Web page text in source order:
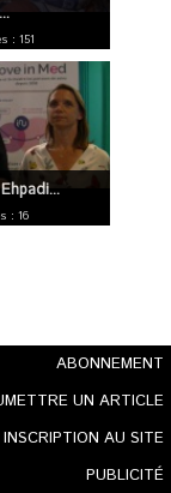
: 151
: 16
ABONNEMENT
UN ARTICLE
INSCRIPTION AU SITE
PUBLICITÉ